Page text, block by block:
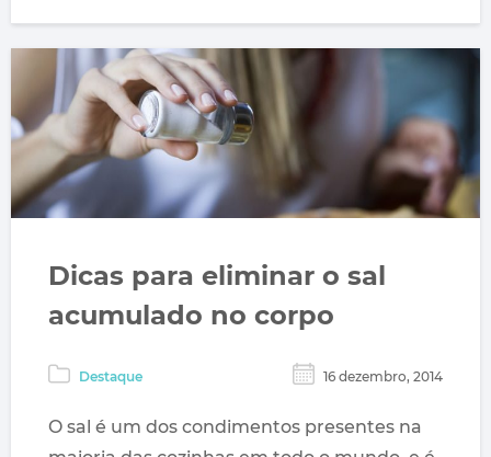
Dicas para eliminar o sal
acumulado no corpo
Destaque 16 dezembro, 2014
O sal é um dos condimentos presentes na